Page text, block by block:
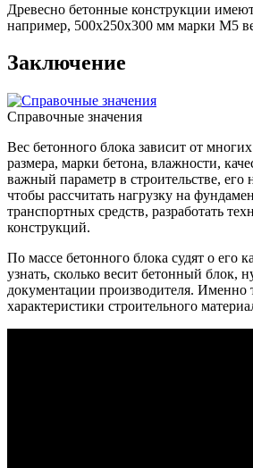
Древесно бетонные конструкции
например, 500х250х300 мм марки М5
Заключение
Справочные значения
Вес бетонного блока зависит от
размера, марки бетона, влажности,
важный параметр в строительстве, его
чтобы рассчитать нагрузку на
транспортных средств, разработать
конструкций.
По массе бетонного блока судят о его
узнать, сколько весит бетонный блок,
документации производителя. Именно
характеристики строительного